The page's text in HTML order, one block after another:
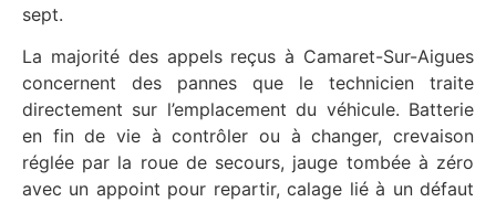
sept.
La majorité des appels reçus à Camaret-Sur-Aigues
concernent des pannes que le technicien traite
directement sur l’emplacement du véhicule. Batterie
en fin de vie à contrôler ou à changer, crevaison
réglée par la roue de secours, jauge tombée à zéro
avec un appoint pour repartir, calage lié à un défaut